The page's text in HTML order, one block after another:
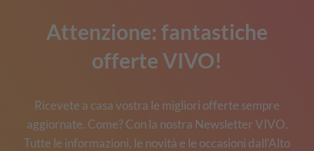
Attenzione: fantastiche
offerte VIVO!
Ricevete a casa vostra le migliori offerte sempre
aggiornate. Come? Con la nostra Newsletter VIVO.
Tutte le informazioni, le novità e le occasioni dall'Alto